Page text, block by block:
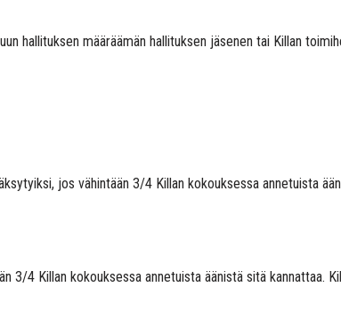
hallituksen määräämän hallituksen jäsenen tai Killan
jos vähintään 3/4 Killan kokouksessa annetuista
3/4 Killan kokouksessa annetuista äänistä sitä kannattaa.